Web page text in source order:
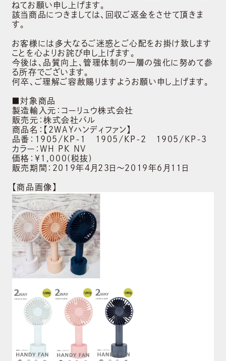
ABOUT US
ねてお願い申し上げます。
該当商品につきましては、回収ご返金をさせて頂きま
す。
お客様には多大なるご迷惑とご心配をお掛け致します
ことを心よりお詫び申し上げます。
今後は、品質向上、管理体制の一層の強化に努めて参
る所存でございます。
何卒、ご理解ご容赦賜りますようお願い申し上げます。
■対象商品
製造輸入元：コーリュウ株式会社
販売元：株式会社パル
商品名：【2WAYハンディファン】
品番：1905/KP-1 1905/KP-2 1905/KP-3
カラー：WH PK NV
価格：￥1,000(税抜)
販売期間：2019年4月23日～2019年6月11日
【商品画像】